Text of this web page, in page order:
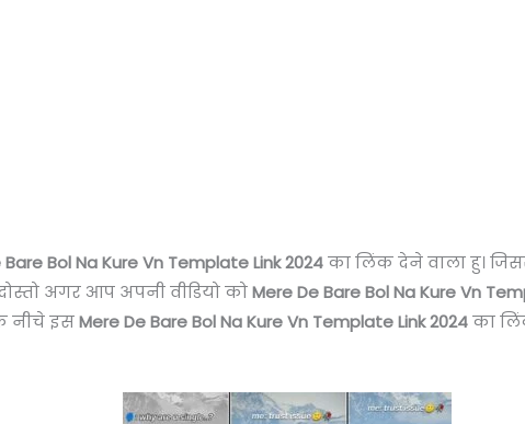
Bare Bol Na Kure Vn Template Link 2024का लिंक देने वाला हु।
अगर आप अपनी वीडियो कोMere De Bare Bol Na Kure Vn
नीचे इसMere De Bare Bol Na Kure Vn Template Link 2024का